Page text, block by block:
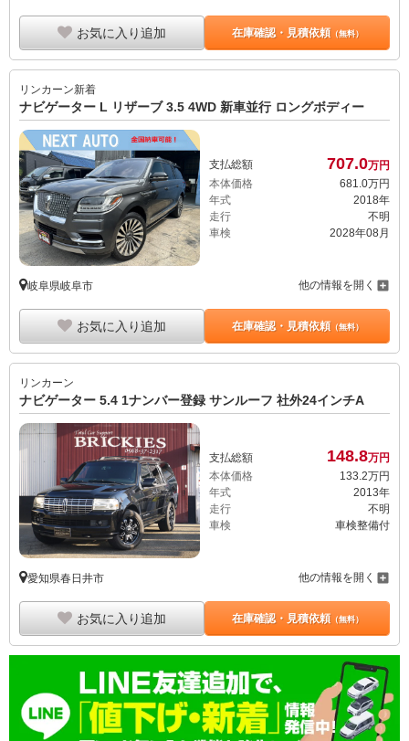
お気に入り追加 在庫確認・見積依頼（無料）
リンカーン新着
ナビゲーター L リザーブ 3.5 4WD 新車並行 ロングボディー
支払総額 707.0万円
本体価格
681. 0万円
年式
2018年
走行
不明
車検
2028年08月
岐阜県岐阜市 他の情報を開く
お気に入り追加 在庫確認・見積依頼（無料）
リンカーン
ナビゲーター 5.4 1ナンバー登録 サンルーフ 社外24インチA
支払総額 148.8万円
本体価格
133.2万円
年式
2013年
走行
不明
車検
車検整備付
愛知県春日井市 他の情報を開く
お気に入り追加 在庫確認・見積依頼（無料）